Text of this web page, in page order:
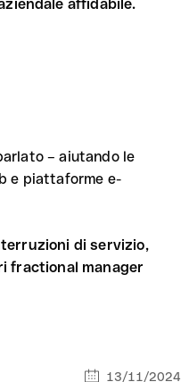
affidabile.
– aiutando le
e piattaforme e-
di servizio,
fractional manager
13/11/2024